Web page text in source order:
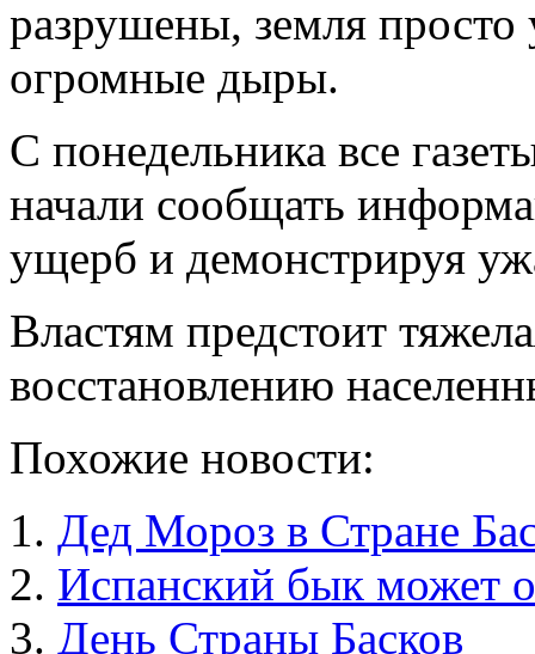
разрушены, земля просто
огромные дыры.
С понедельника все
начали сообщать
ущерб и демонстрируя
Властям предстоит
восстановлению
Похожие новости:
Дед Мороз в Стране
Испанский бык может
День Страны Басков